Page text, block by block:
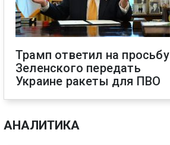
Трамп ответил на просьбу
Зеленского передать
Украине ракеты для ПВО
АНАЛИТИКА